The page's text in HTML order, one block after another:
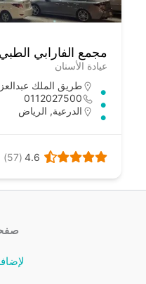
مجمع الفارابي
عيادة الأسنان
طريق الملك عبدالعزيز،
0112027500
الدرعية, الرياض
4.6
(57)